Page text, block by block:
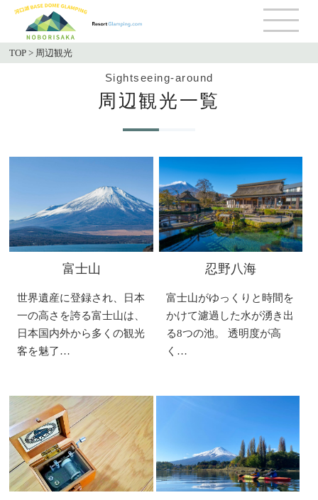
TOP > 周辺観光
Sightseeing-around
周辺観光一覧
富士山
世界遺産に登録され、日本
一の高さを誇る富士山は、
日本国内外から多くの観光
客を魅了…
忍野八海
富士山がゆっくりと時間を
かけて濾過した水が湧き出
る8つの池。 透明度が高
く…